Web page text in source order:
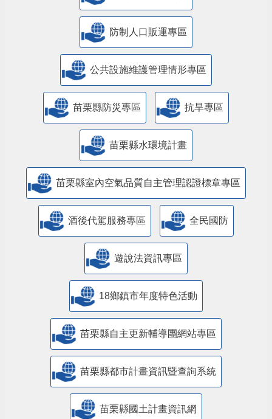
防制人口販運專區
​公共設施維護管理情形專區
苗栗縣防災專區 抗旱專區
苗栗縣水環境計畫
苗栗縣室內空氣品質自主管理認證標章專區
酒後代駕服務專區 全民國防
遊說法資訊專區
18鄉鎮市年度特色活動
苗栗縣自主更新輔導團網站專區
苗栗縣都市計畫資訊暨查詢系統
苗栗縣國土計畫資訊網